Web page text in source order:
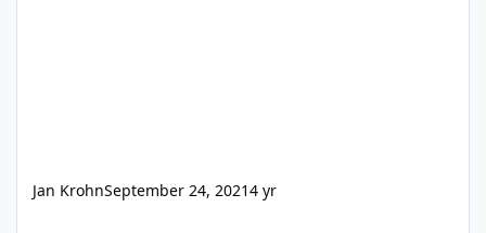
Jan KrohnSeptember 24, 20214 yr